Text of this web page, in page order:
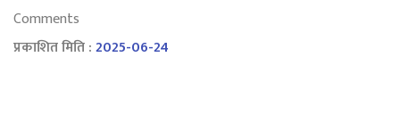
Comments
प्रकाशित मिति :2025-06-24